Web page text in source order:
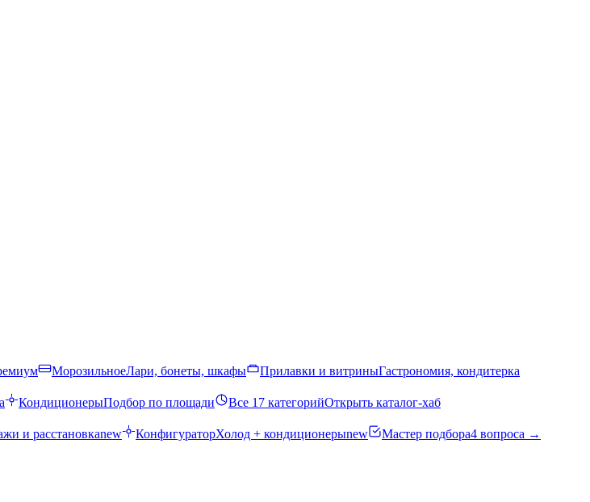
МорозильноеЛари, бонеты, шкафы Прилавки и витриныГастрономия, кондитерка
КондиционерыПодбор по площади Все 17 категорийОткрыть каталог-хаб
и расстановкаnew КонфигураторХолод + кондиционерыnew Мастер подбора4 вопроса →